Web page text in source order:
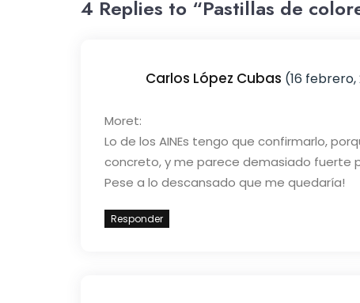
4 Replies to “Pastillas de
Carlos López Cubas (16 febrero,
Moret:
Lo de los AINEs tengo que confirmarlo,
concreto, y me parece demasiado fuerte
Pese a lo descansado que me quedaría!
Responder